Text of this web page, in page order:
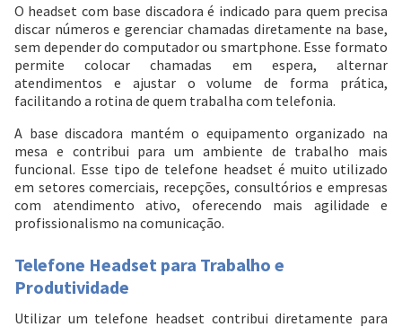
Entrega Flash
Retire na Loja
O headset com base discadora é indicado para quem precisa
discar números e gerenciar chamadas diretamente na base,
sem depender do computador ou smartphone. Esse formato
permite colocar chamadas em espera, alternar
atendimentos e ajustar o volume de forma prática,
facilitando a rotina de quem trabalha com telefonia.
A base discadora mantém o equipamento organizado na
mesa e contribui para um ambiente de trabalho mais
funcional. Esse tipo de telefone headset é muito utilizado
em setores comerciais, recepções, consultórios e empresas
com atendimento ativo, oferecendo mais agilidade e
profissionalismo na comunicação.
Telefone Headset para Trabalho e
Produtividade
Utilizar um telefone headset contribui diretamente para